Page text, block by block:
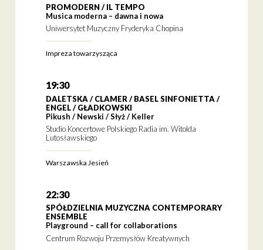
PROMODERN / IL TEMPO
Musica moderna – dawna i nowa
Uniwersytet Muzyczny Fryderyka Chopina
Impreza towarzysząca
19:30
DALETSKA / CLAMER / BASEL SINFONIETTA /
ENGEL / GŁADKOWSKI
Pikush / Newski / Słyż / Keller
Studio Koncertowe Polskiego Radia im. Witolda
Lutosławskiego
Warszawska Jesień
22:30
SPÓŁDZIELNIA MUZYCZNA CONTEMPORARY
ENSEMBLE
Playground – call for collaborations
Centrum Rozwoju Przemysłów Kreatywnych